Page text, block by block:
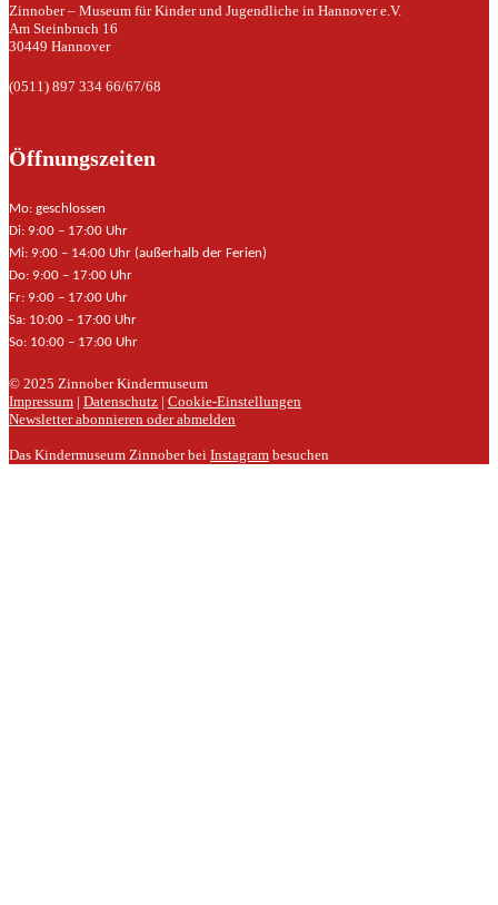
Zinnober – Museum für Kinder und Jugendliche in Hannover e.V.
Am Steinbruch 16
30449 Hannover
(0511) 897 334 66/67/68
Öffnungszeiten
Mo: geschlossen
Di: 9:00 – 17:00 Uhr
Mi: 9:00 – 14:00 Uhr (außerhalb der Ferien)
Do: 9:00 – 17:00 Uhr
Fr: 9:00 – 17:00 Uhr
Sa: 10:00 – 17:00 Uhr
So: 10:00 – 17:00 Uhr
© 2025 Zinnober Kindermuseum
Impressum | Datenschutz | Cookie-Einstellungen
Newsletter abonnieren oder abmelden
Das Kindermuseum Zinnober bei Instagram besuchen